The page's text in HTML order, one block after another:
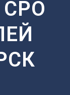
на-Дону